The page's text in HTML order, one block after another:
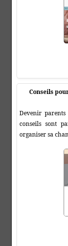
Conseils
Devenir
conseils sont
organiser sa